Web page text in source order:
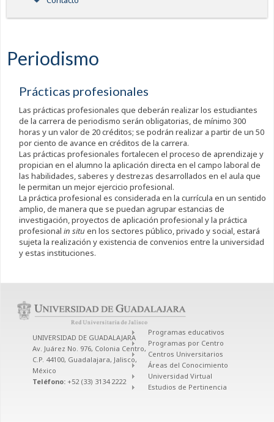
Periodismo
Prácticas profesionales
Las prácticas profesionales que deberán realizar los estudiantes
de la carrera de periodismo serán obligatorias, de mínimo 300
horas y un valor de 20 créditos; se podrán realizar a partir de un 50
por ciento de avance en créditos de la carrera.
Las prácticas profesionales fortalecen el proceso de aprendizaje y
propician en el alumno la aplicación directa en el campo laboral de
las habilidades, saberes y destrezas desarrollados en el aula que
le permitan un mejor ejercicio profesional.
La práctica profesional es considerada en la currícula en un sentido
amplio, de manera que se puedan agrupar estancias de
investigación, proyectos de aplicación profesional y la práctica
profesional in situ en los sectores público, privado y social, estará
sujeta la realización y existencia de convenios entre la universidad
y estas instituciones.
UNIVERSIDAD DE GUADALAJARA
Av. Juárez No. 976, Colonia Centro,
C.P. 44100, Guadalajara, Jalisco,
México
Teléfono: +52 (33) 3134 2222
Programas educativos
Programas por Centro
Centros Universitarios
Áreas del Conocimiento
Universidad Virtual
Estudios de Pertinencia